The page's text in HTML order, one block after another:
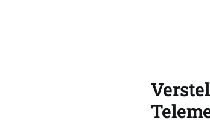
CONTACT